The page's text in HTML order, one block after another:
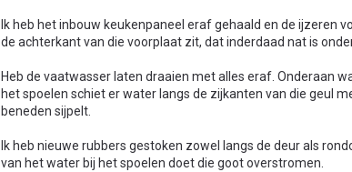
Ik heb het inbouw keukenpaneel eraf gehaald en de ijzeren
de achterkant van die voorplaat zit, dat inderdaad nat is
Heb de vaatwasser laten draaien met alles eraf. Onderaan
het spoelen schiet er water langs de zijkanten van die geul
beneden sijpelt.
Ik heb nieuwe rubbers gestoken zowel langs de deur als
van het water bij het spoelen doet die goot overstromen.